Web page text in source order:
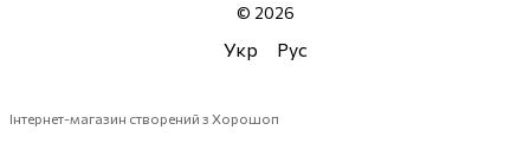
© 2026
Укр Рус
Інтернет-магазин створений з Хорошоп